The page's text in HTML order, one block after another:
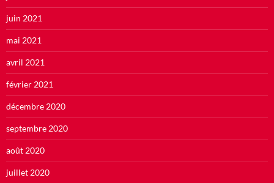
juin 2021
mai 2021
avril 2021
février 2021
décembre 2020
septembre 2020
août 2020
juillet 2020